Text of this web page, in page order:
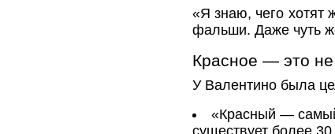
«Я знаю, чего хотят
фальши. Даже чуть
Красное — это не
У Валентино была
«Красный —
существует более